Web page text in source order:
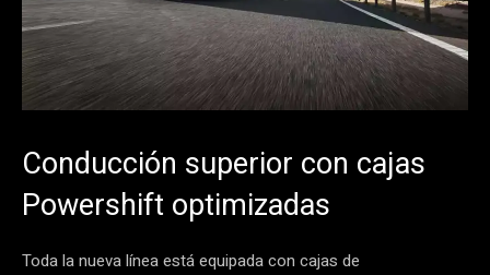
Conducción superior con cajas
Powershift optimizadas
Toda la nueva línea está equipada con cajas de